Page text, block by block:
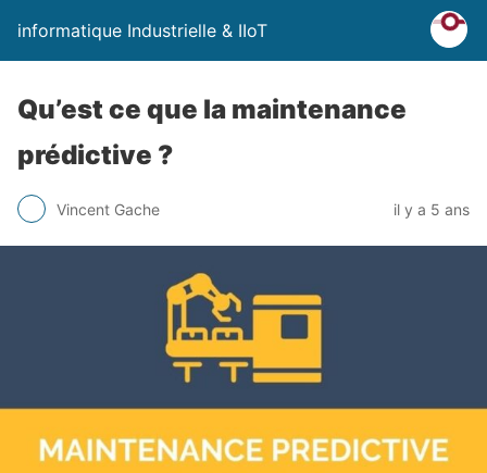
informatique Industrielle & IIoT
Qu’est ce que la maintenance
prédictive ?
Vincent Gache il y a 5 ans